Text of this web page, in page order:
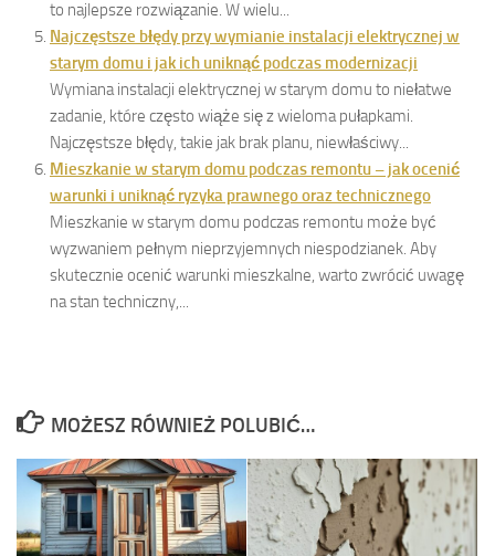
to najlepsze rozwiązanie. W wielu...
Najczęstsze błędy przy wymianie instalacji elektrycznej w
starym domu i jak ich uniknąć podczas modernizacji
Wymiana instalacji elektrycznej w starym domu to niełatwe
zadanie, które często wiąże się z wieloma pułapkami.
Najczęstsze błędy, takie jak brak planu, niewłaściwy...
Mieszkanie w starym domu podczas remontu – jak ocenić
warunki i uniknąć ryzyka prawnego oraz technicznego
Mieszkanie w starym domu podczas remontu może być
wyzwaniem pełnym nieprzyjemnych niespodzianek. Aby
skutecznie ocenić warunki mieszkalne, warto zwrócić uwagę
na stan techniczny,...
MOŻESZ RÓWNIEŻ POLUBIĆ…